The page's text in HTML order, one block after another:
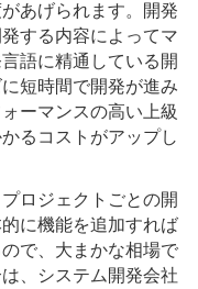
あげられます。開発
する内容によってマ
語に精通している開
短時間で開発が進み
ーマンスの高い上級
るコストがアップし
ロジェクトごとの開
に機能を追加すれば
で、大まかな相場で
、システム開発会社